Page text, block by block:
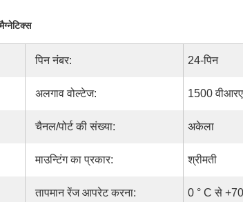
पिन नंबर: 24-पिन
अलगाव वोल्टेज: 1500
चैनल/पोर्ट की संख्या: अकेला
माउन्टिंग का प्रकार: श्रीमती
तापमान रेंज आपरेट करना: 0 ° C से